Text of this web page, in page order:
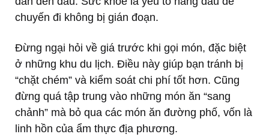
chuyến đi không bị gián đoạn.
Đừng ngại hỏi về giá trước khi gọi món, đặc biệt
ở những khu du lịch. Điều này giúp bạn tránh bị
“chặt chém” và kiểm soát chi phí tốt hơn. Cũng
đừng quá tập trung vào những món ăn “sang
chảnh” mà bỏ qua các món ăn đường phố, vốn là
linh hồn của ẩm thực địa phương.